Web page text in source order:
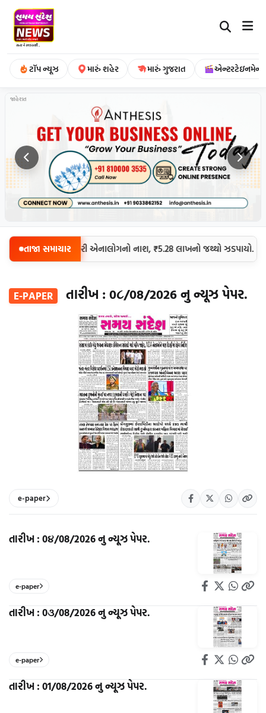
ટૉપ ન્યૂઝ મારું શહેર મારું ગુજરાત એન્ટરટેઇનમેન્ટ
જાહેરાત
તાજા સમાચાર
કિલો શંકાસ્પદ ડેરી એનાલોગનો નાશ, ₹5.28 લાખનો જથ્થો ઝડપાયો.
E-PAPER તારીખ : 0૮/08/2026 નુ ન્યૂઝ પેપર.
e-paper
તારીખ : 0૪/08/2026 નુ ન્યૂઝ પેપર.
e-paper
તારીખ : 0૩/08/2026 નુ ન્યૂઝ પેપર.
e-paper
તારીખ : 01/08/2026 નુ ન્યૂઝ પેપર.